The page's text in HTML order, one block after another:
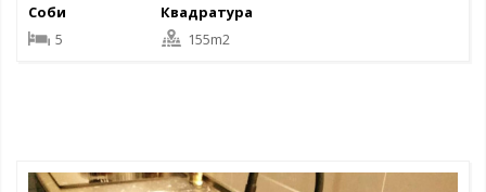
Соби
5
Квадратура
155m2